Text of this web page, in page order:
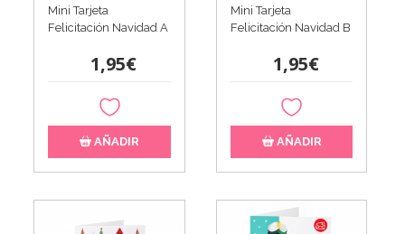
Mini Tarjeta
Felicitación Navidad A
1,95€
AÑADIR
Mini Tarjeta
Felicitación Navidad B
1,95€
AÑADIR